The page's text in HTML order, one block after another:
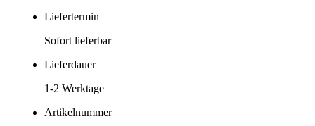
Liefertermin
Sofort lieferbar
Lieferdauer
1-2 Werktage
Artikelnummer